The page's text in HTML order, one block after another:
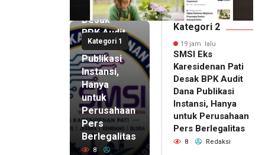
Kategori 1
Pati
Desak
BPK Audit
Dana
Publikasi
Instansi,
Hanya
untuk
Perusahaan
Pers
Berlegalitas
8
19 jam lalu
Ketum
DPP
Kategori 2
19 jam lalu
SMSI Eks
Karesidenan Pati
Desak BPK Audit
Dana Publikasi
Instansi, Hanya
untuk Perusahaan
Pers Berlegalitas
8 Redaksi